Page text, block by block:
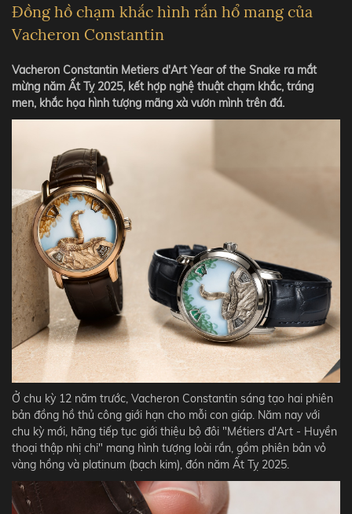
Đồng hồ chạm khắc hình rắn hổ mang của
Vacheron Constantin
Vacheron Constantin Metiers d'Art Year of the Snake ra mắt
mừng năm Ất Tỵ 2025, kết hợp nghệ thuật chạm khắc, tráng
men, khắc họa hình tượng mãng xà vươn mình trên đá.
Ở chu kỳ 12 năm trước, Vacheron Constantin sáng tạo hai phiên
bản đồng hồ thủ công giới hạn cho mỗi con giáp. Năm nay với
chu kỳ mới, hãng tiếp tục giới thiệu bộ đôi "Métiers d'Art - Huyền
thoại thập nhị chi" mang hình tượng loài rắn, gồm phiên bản vỏ
vàng hồng và platinum (bạch kim), đón năm Ất Tỵ 2025.